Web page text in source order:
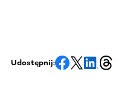
Udostępnij: